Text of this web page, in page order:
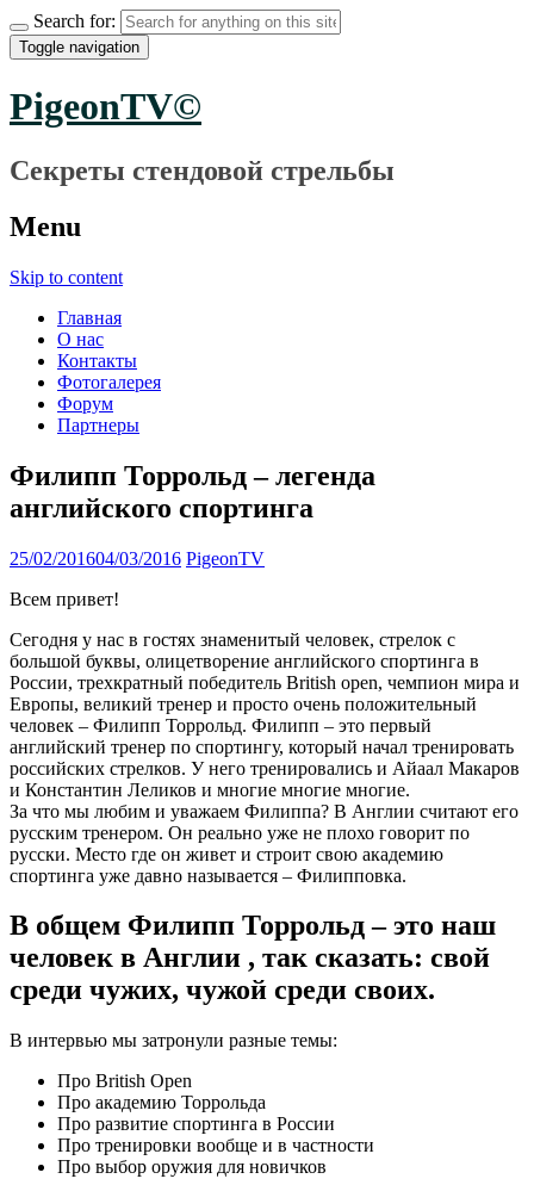
Search for:
Toggle navigation
PigeonTV©
Секреты стендовой стрельбы
Menu
Skip to content
Главная
О нас
Контакты
Фотогалерея
Форум
Партнеры
Филипп Торрольд – легенда
английского спортинга
25/02/201604/03/2016 PigeonTV
Всем привет!
Сегодня у нас в гостях знаменитый человек, стрелок с
большой буквы, олицетворение английского спортинга в
России, трехкратный победитель British open, чемпион мира и
Европы, великий тренер и просто очень положительный
человек – Филипп Торрольд. Филипп – это первый
английский тренер по спортингу, который начал тренировать
российских стрелков. У него тренировались и Айаал Макаров
и Константин Леликов и многие многие многие.
За что мы любим и уважаем Филиппа? В Англии считают его
русским тренером. Он реально уже не плохо говорит по
русски. Место где он живет и строит свою академию
спортинга уже давно называется – Филипповка.
В общем Филипп Торрольд – это наш
человек в Англии , так сказать: свой
среди чужих, чужой среди своих.
В интервью мы затронули разные темы:
Про British Open
Про академию Торрольда
Про развитие спортинга в России
Про тренировки вообще и в частности
Про выбор оружия для новичков